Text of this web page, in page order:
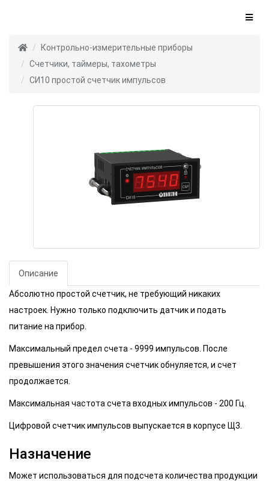
Контрольно-измерительные приборы
Счетчики, таймеры, тахометры
СИ10 простой счетчик импульсов
Описание
Абсолютно простой счетчик, не требующий никаких
настроек. Нужно только подключить датчик и подать
питание на прибор.
Максимальный предел счета - 9999 импульсов. После
превышения этого значения счетчик обнуляется, и счет
продолжается.
Максимальная частота счета входных импульсов - 200 Гц.
Цифровой счетчик импульсов выпускается в корпусе Щ3.
Назначение
Может использоваться для подсчета количества продукции